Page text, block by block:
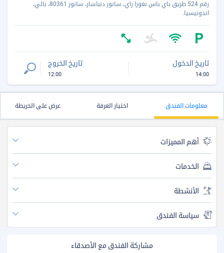
رقم 524 طريق باي باس نغورا راي، سانور دنباسار، سانور 80361، بالي،
اندونيسيا.
تاريخ الدخول
14:00
تاريخ الخروج
12:00
معلومات الفندق اختيار الغرفة عرض على الخريطة
أهم المميزات
الخدمات
الأنشطة
سياسة الفندق
مشاركة الفندق مع الأصدقاء